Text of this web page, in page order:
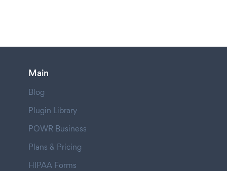
Main
Blog
Plugin Library
POWR Business
Plans & Pricing
HIPAA Forms